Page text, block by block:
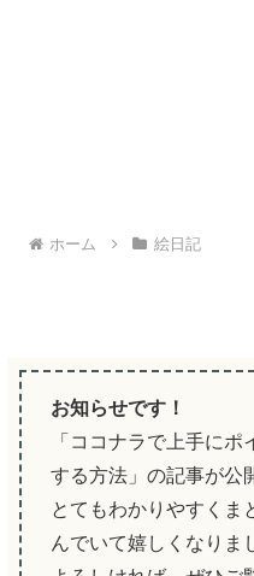
ホーム 絵日記
お知らせです！
「ココナラで上手に
する方法」の記事が公
とてもわかりやすくま
んでいて嬉しくなりま